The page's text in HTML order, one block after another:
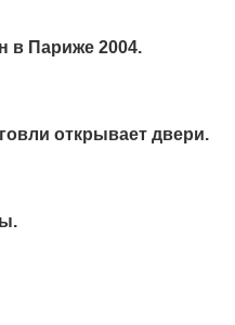
в Париже 2004.
открывает двери.